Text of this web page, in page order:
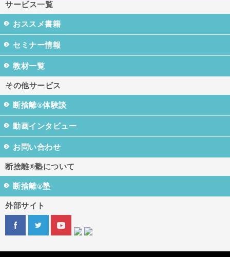
サービス一覧
おススメ書籍
セミナー情報
教材一覧
その他サービス
断捨離®体験談
動画インタビュー
お問い合わせ
断捨離®塾について
断捨離®塾
外部サイト